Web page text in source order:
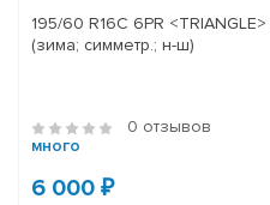
195/60 R16C 6PR
(зима; симметр.; н-ш)
0 отзывов
много
6 000 ₽